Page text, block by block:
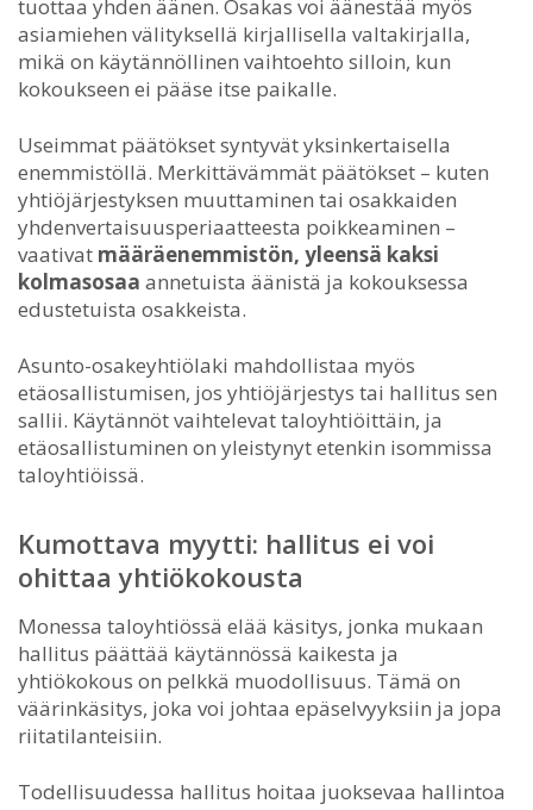
tuottaa yhden äänen. Osakas voi äänestää myös
asiamiehen välityksellä kirjallisella valtakirjalla,
mikä on käytännöllinen vaihtoehto silloin, kun
kokoukseen ei pääse itse paikalle.
Useimmat päätökset syntyvät yksinkertaisella
enemmistöllä. Merkittävämmät päätökset – kuten
yhtiöjärjestyksen muuttaminen tai osakkaiden
yhdenvertaisuusperiaatteesta poikkeaminen –
vaativat määräenemmistön, yleensä kaksi
kolmasosaa annetuista äänistä ja kokouksessa
edustetuista osakkeista.
Asunto-osakeyhtiölaki mahdollistaa myös
etäosallistumisen, jos yhtiöjärjestys tai hallitus sen
sallii. Käytännöt vaihtelevat taloyhtiöittäin, ja
etäosallistuminen on yleistynyt etenkin isommissa
taloyhtiöissä.
Kumottava myytti: hallitus ei voi
ohittaa yhtiökokousta
Monessa taloyhtiössä elää käsitys, jonka mukaan
hallitus päättää käytännössä kaikesta ja
yhtiökokous on pelkkä muodollisuus. Tämä on
väärinkäsitys, joka voi johtaa epäselvyyksiin ja jopa
riitatilanteisiin.
Todellisuudessa hallitus hoitaa juoksevaa hallintoa